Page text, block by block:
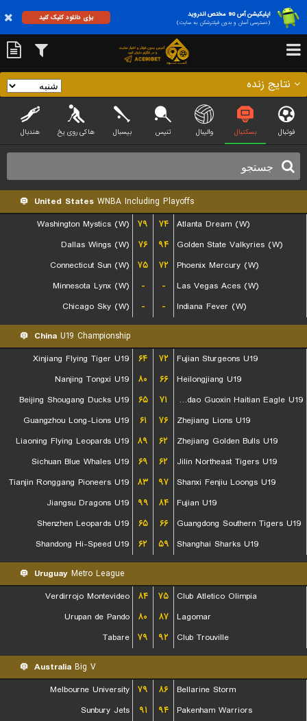
اپلیکیشن آس 90 مختص اندروید
(دسترسی آسان و بدون فیلترشکن به سایت)
برای دانلود کلیک کنید
نتایج زنده
فوتبال بسکتبال والیبال تنیس بیسبال هاکی روی یخ هندبال
United States WNBA Including Playoffs
Washington Mystics (W)
۷۹ ۷۴
Atlanta Dream (W)
Dallas Wings (W)
۷۶ ۹۴
Golden State Valkyries (W)
Connecticut Sun (W)
۷۵ ۷۲
Phoenix Mercury (W)
Minnesota Lynx (W)
- -
Las Vegas Aces (W)
Chicago Sky (W)
- - Indiana Fever (W)
China U19 Championship
Xinjiang Flying Tiger U19
۶۴ ۷۲
Fujian Sturgeons U19
Nanjing Tongxi U19
۸۰ ۶۶
Heilongjiang U19
Beijing Shougang Ducks U19
۶۵ ۷۱
Qingdao Guoxin Haitian Eagle U19
Guangzhou Long-Lions U19
۶۱ ۷۶
Zhejiang Lions U19
Liaoning Flying Leopards U19
۸۹ ۶۲
Zhejiang Golden Bulls U19
Sichuan Blue Whales U19
۶۹ ۶۲
Jilin Northeast Tigers U19
Tianjin Ronggang Pioneers U19
۸۳ ۹۷
Shanxi Fenjiu Loongs U19
Jiangsu Dragons U19
۹۹ ۸۴
Fujian U19
Shenzhen Leopards U19
۶۵ ۶۶
Guangdong Southern Tigers U19
Shandong Hi-Speed U19
۶۲ ۵۹ Shanghai Sharks U19
Uruguay Metro League
Verdirrojo Montevideo
۸۴ ۷۵
Club Atletico Olimpia
Urupan de Pando
۸۰ ۸۷
Lagomar
Tabare
۷۹ ۹۲ Club Trouville
Australia Big V
Melbourne University
۷۹ ۸۶
Bellarine Storm
Sunbury Jets
۹۱ ۹۴
Pakenham Warriors